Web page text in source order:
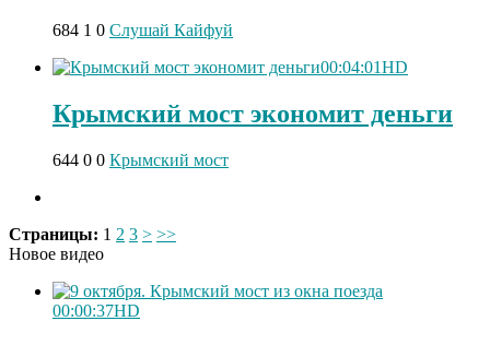
684 1 0 Слушай Кайфуй
00:04:01HD
Крымский мост экономит деньги
644 0 0 Крымский мост
Страницы: 1 2 3 > >>
Новое видео
00:00:37HD